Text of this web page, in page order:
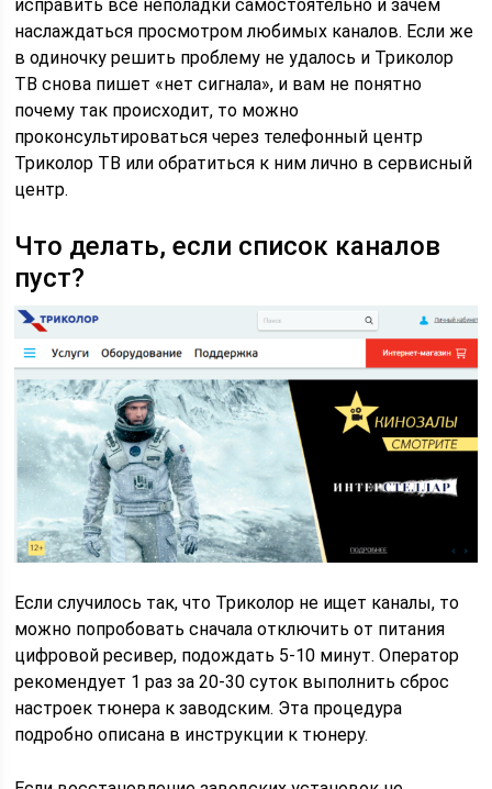
исправить все неполадки самостоятельно и зачем
наслаждаться просмотром любимых каналов. Если же
в одиночку решить проблему не удалось и Триколор
ТВ снова пишет «нет сигнала», и вам не понятно
почему так происходит, то можно
проконсультироваться через телефонный центр
Триколор ТВ или обратиться к ним лично в сервисный
центр.
Что делать, если список каналов
пуст?
Если случилось так, что Триколор не ищет каналы, то
можно попробовать сначала отключить от питания
цифровой ресивер, подождать 5-10 минут. Оператор
рекомендует 1 раз за 20-30 суток выполнить сброс
настроек тюнера к заводским. Эта процедура
подробно описана в инструкции к тюнеру.